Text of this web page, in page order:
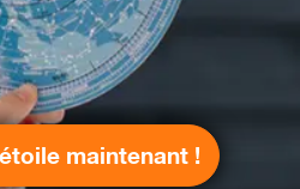
maintenant !